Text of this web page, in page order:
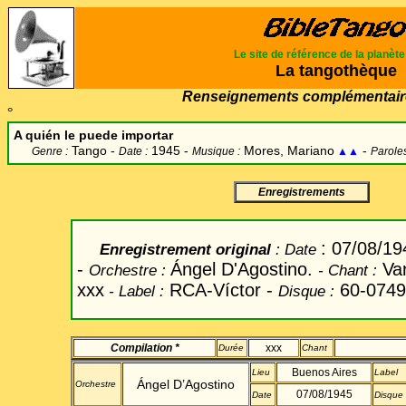
Le site de référence de la planète
La tangothèque
Renseignements
°
A quién le puede importar
Genre : Tango - Date : 1945 - Musique : Mores, Mariano ▲▲ -
Enregistrements
Enregistrement original : Date : 07/08/
- Orchestre : Ángel D'Agostino. - Chant:
xxx - Label : RCA-Víctor - Disque : 60-
Compilation * Durée xxx Chant
Orchestre Ángel D’Agostino
Lieu Buenos Aires Label
Date 07/08/1945 Disque